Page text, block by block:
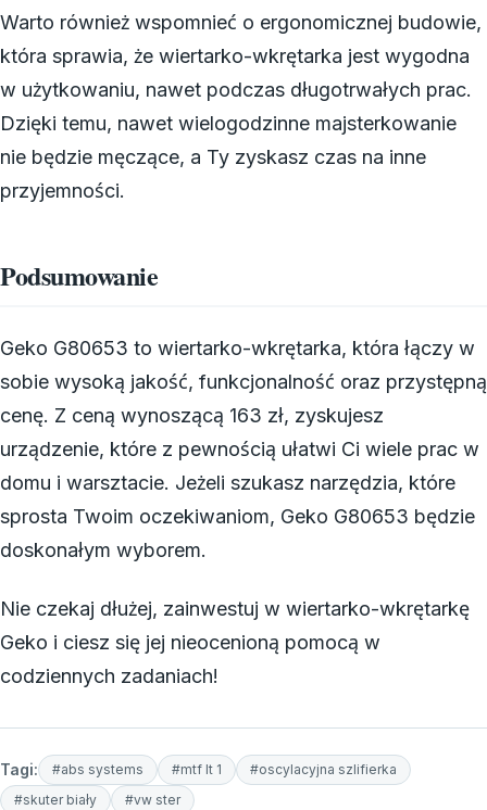
Warto również wspomnieć o ergonomicznej budowie,
która sprawia, że wiertarko-wkrętarka jest wygodna
w użytkowaniu, nawet podczas długotrwałych prac.
Dzięki temu, nawet wielogodzinne majsterkowanie
nie będzie męczące, a Ty zyskasz czas na inne
przyjemności.
Podsumowanie
Geko G80653 to wiertarko-wkrętarka, która łączy w
sobie wysoką jakość, funkcjonalność oraz przystępną
cenę. Z ceną wynoszącą 163 zł, zyskujesz
urządzenie, które z pewnością ułatwi Ci wiele prac w
domu i warsztacie. Jeżeli szukasz narzędzia, które
sprosta Twoim oczekiwaniom, Geko G80653 będzie
doskonałym wyborem.
Nie czekaj dłużej, zainwestuj w wiertarko-wkrętarkę
Geko i ciesz się jej nieocenioną pomocą w
codziennych zadaniach!
Tagi: #abs systems #mtf lt 1
#oscylacyjna szlifierka
#skuter biały
#vw ster